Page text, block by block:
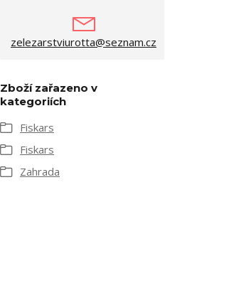
zelezarstviurotta@seznam.cz
Zboží zařazeno v
kategoriích
Fiskars
Fiskars
Zahrada